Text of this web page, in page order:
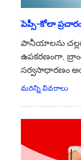
పెప్సీ-కోలా ప్రచారం
పానీయాలను
ఉపకరణంగా,
సర్వసాధారణం
మరిన్ని వివరాలు